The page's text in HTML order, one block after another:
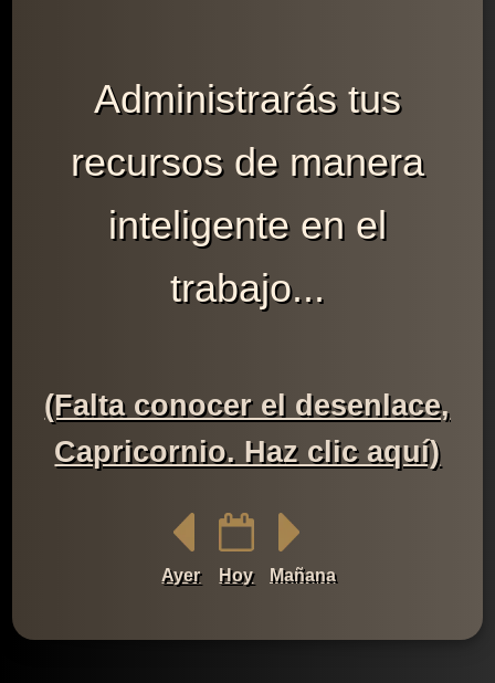
Administrarás tus
recursos de manera
inteligente en el
trabajo...
(Falta conocer el desenlace,
Capricornio. Haz clic aquí)
Ayer Hoy Mañana